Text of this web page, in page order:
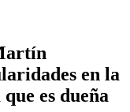
en la
es dueña